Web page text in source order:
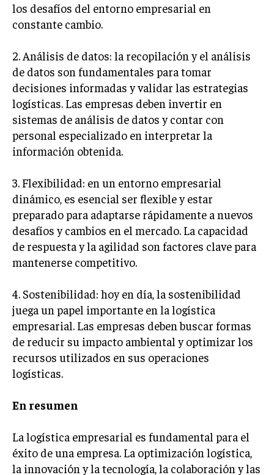
MARKETING DE INFLUENCERS
E-COMMERCE Y COMERCIO ELECTRÓNICO
ESTRATEGIAS DE PRICING Y GESTIÓN DE
PRECIOS
GESTIÓN DE CRISIS EMPRESARIALES
EMPRESAS Y STARTUPS TECNOLÓGICAS
MÁS
PROYECTOS
GESTIÓN DE PROYECTOS
GESTIÓN DE OPERACIONES Y CADENA DE
SUMINISTRO
LOGÍSTICA EMPRESARIAL
CALIDAD Y MEJORA CONTINUA
TALENTOS
RECURSOS HUMANOS Y GESTIÓN DEL
TALENTO
COMPENSACIÓN Y BENEFICIOS
GESTIÓN DEL DESEMPEÑO
CULTURA Y CLIMA ORGANIZACIONAL
los desafíos del entorno empresarial en
constante cambio.
2. Análisis de datos: la recopilación y el análisis
de datos son fundamentales para tomar
decisiones informadas y validar las estrategias
logísticas. Las empresas deben invertir en
sistemas de análisis de datos y contar con
personal especializado en interpretar la
información obtenida.
3. Flexibilidad: en un entorno empresarial
dinámico, es esencial ser flexible y estar
preparado para adaptarse rápidamente a nuevos
desafíos y cambios en el mercado. La capacidad
de respuesta y la agilidad son factores clave para
mantenerse competitivo.
4. Sostenibilidad: hoy en día, la sostenibilidad
juega un papel importante en la logística
empresarial. Las empresas deben buscar formas
de reducir su impacto ambiental y optimizar los
recursos utilizados en sus operaciones
logísticas.
En resumen
La logística empresarial es fundamental para el
éxito de una empresa. La optimización logística,
la innovación y la tecnología, la colaboración y las